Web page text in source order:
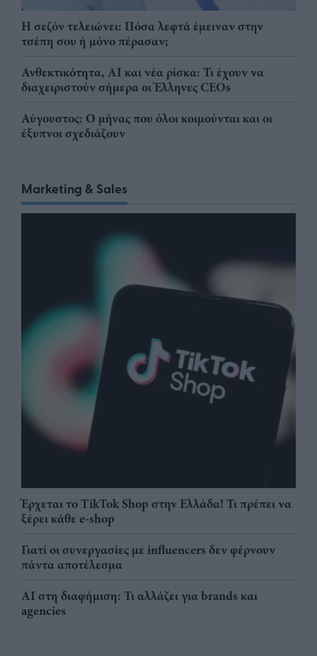
Η σεζόν τελειώνει: Πόσα λεφτά έμειναν στην
τσέπη σου ή μόνο πέρασαν;
Ανθεκτικότητα, AI και νέα ρίσκα: Τι έχουν να
διαχειριστούν σήμερα οι Έλληνες CEOs
Αύγουστος: Ο μήνας που όλοι κοιμούνται και οι
έξυπνοι σχεδιάζουν
Marketing & Sales
Έρχεται το TikTok Shop στην Ελλάδα! Τι πρέπει να
ξέρει κάθε e-shop
Γιατί οι συνεργασίες με influencers δεν φέρνουν
πάντα αποτέλεσμα
AI στη διαφήμιση: Τι αλλάζει για brands και
agencies